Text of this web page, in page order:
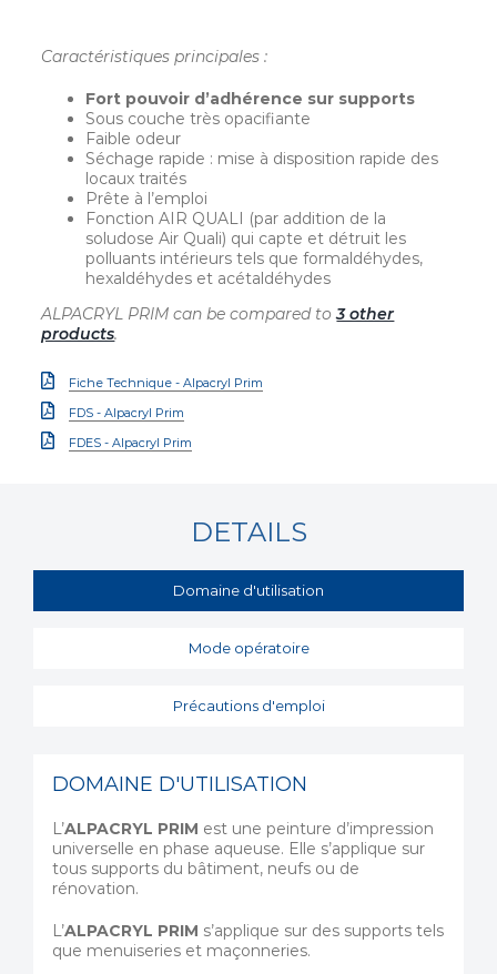
Caractéristiques principales :
Fort pouvoir d’adhérence sur supports
Sous couche très opacifiante
Faible odeur
Séchage rapide : mise à disposition rapide des
locaux traités
Prête à l’emploi
Fonction AIR QUALI (par addition de la
soludose Air Quali) qui capte et détruit les
polluants intérieurs tels que formaldéhydes,
hexaldéhydes et acétaldéhydes
ALPACRYL PRIM can be compared to3 other
products.
Fiche Technique - Alpacryl Prim
FDS - Alpacryl Prim
FDES - Alpacryl Prim
DETAILS
Domaine d'utilisation
Mode opératoire
Précautions d'emploi
DOMAINE D'UTILISATION
L’ALPACRYL PRIM est une peinture d’impression
universelle en phase aqueuse. Elle s’applique sur
tous supports du bâtiment, neufs ou de
rénovation.
L’ALPACRYL PRIM s’applique sur des supports tels
que menuiseries et maçonneries.